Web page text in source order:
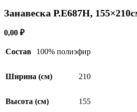
Занавеска Р.Е687Н,
0,00 ₽
Состав 100% полиэфир
Ширина (см) 210
Высота (см) 155